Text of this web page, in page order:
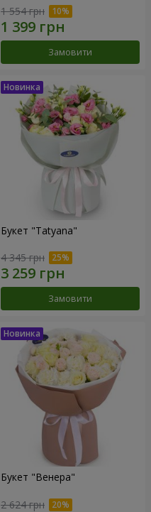
1 554 грн
Замовити
Букет "Tatyana"
4 345 грн
Замовити
Букет "Венера"
2 624 грн